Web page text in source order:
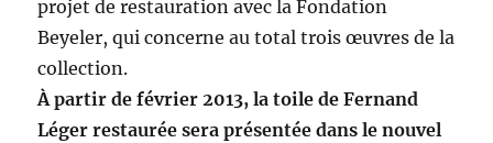
projet de restauration avec la Fondation
Beyeler, qui concerne au total trois œuvres de la
collection.
À partir de février 2013, la toile de Fernand
Léger restaurée sera présentée dans le nouvel